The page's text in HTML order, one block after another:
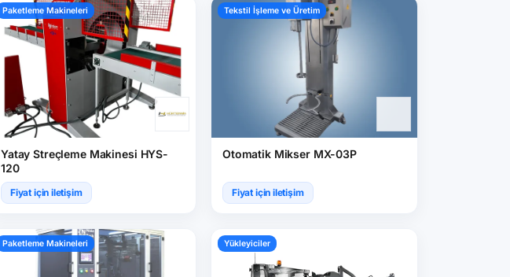
Paketleme Makineleri
Yatay Streçleme Makinesi HYS-
120
Fiyat için iletişim
Tekstil İşleme ve Üretim
Otomatik Mikser MX-03P
Fiyat için iletişim
Paketleme Makineleri Yükleyiciler